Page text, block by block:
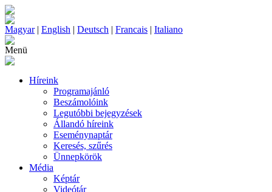
Magyar| English | Deutsch | Francais | Italiano
Menü
Híreink
Programajánló
Beszámolóink
Legutóbbi bejegyzések
Állandó híreink
Eseménynaptár
Keresés, szűrés
Ünnepkörök
Média
Képtár
Videótár